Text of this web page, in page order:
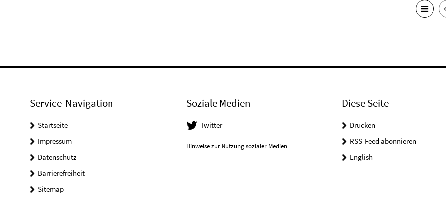
Service-Navigation
Startseite
Impressum
Datenschutz
Barrierefreiheit
Sitemap
Soziale Medien
Twitter
Hinweise zur Nutzung sozialer Medien
Diese Seite
Drucken
RSS-Feed abonnieren
English